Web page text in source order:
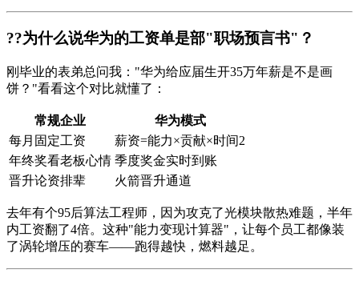
??为什么说华为的工资单是部"职场预言书"？
刚毕业的表弟总问我："华为给应届生开35万年薪是不是画
饼？"看看这个对比就懂了：
常规企业
华为模式
每月固定工资
薪资=能力×贡献×时间2
年终奖看老板心情 季度奖金实时到账
晋升论资排辈
火箭晋升通道
去年有个95后算法工程师，因为攻克了光模块散热难题，半年
内工资翻了4倍。这种"能力变现计算器"，让每个员工都像装
了涡轮增压的赛车——跑得越快，燃料越足。